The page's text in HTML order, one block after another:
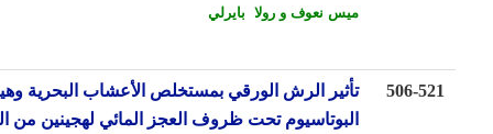
ميس نعوف و رولا بايرلي
تأثير الرش الورقي بمستخلص الأعشاب البحرية وهيومات
البوتاسيوم تحت ظروف العجز المائي لهجينين من الذرة